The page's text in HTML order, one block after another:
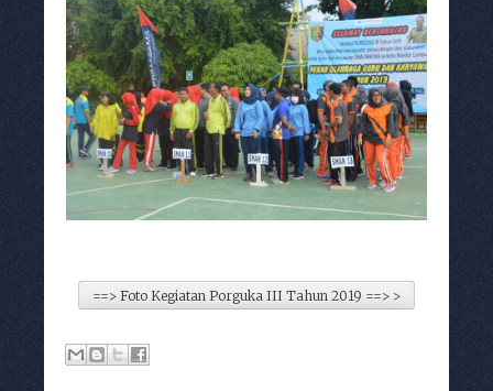
==> Foto Kegiatan Porguka III Tahun 2019 ==> >